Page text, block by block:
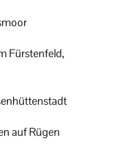
Fürstenfeld,
auf Rügen